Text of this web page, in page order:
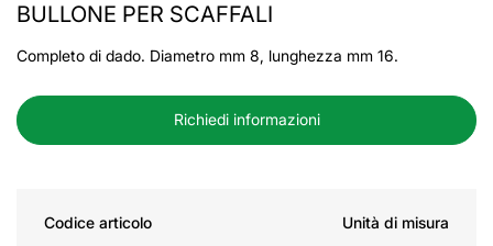
BULLONE PER SCAFFALI
Completo di dado. Diametro mm 8, lunghezza mm 16.
Richiedi informazioni
Codice articolo Unità di misura